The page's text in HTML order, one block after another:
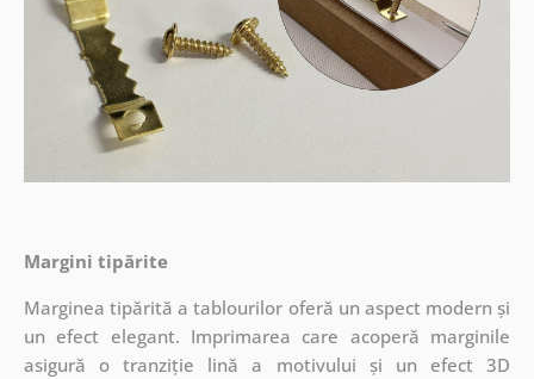
Margini tipărite
Marginea tipărită a tablourilor oferă un aspect modern și
un efect elegant. Imprimarea care acoperă marginile
asigură o tranziție lină a motivului și un efect 3D